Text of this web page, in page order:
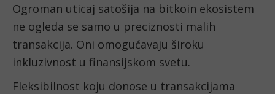
Ogroman uticaj satošija na bitkoin ekosistem
ne ogleda se samo u preciznosti malih
transakcija. Oni omogućavaju široku
inkluzivnost u finansijskom svetu.
Fleksibilnost koju donose u transakcijama